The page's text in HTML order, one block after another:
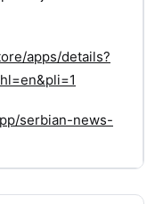
apps/details?
serbian-news-